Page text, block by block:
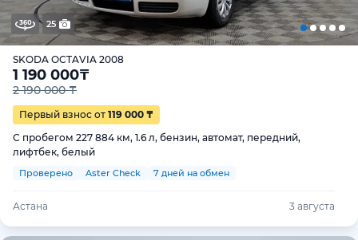
25
SKODA OCTAVIA 2008
1 190 000₸
2 190 000 ₸
Первый взнос от 119 000 ₸
С пробегом 227 884 км, 1.6 л, бензин, автомат, передний,
лифтбек, белый
Проверено Aster Check 7 дней на обмен
Астана 3 августа